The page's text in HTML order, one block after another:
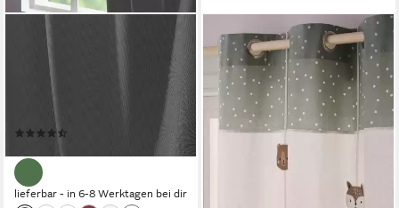
Vorhang Uni Collection (1 St),
100% Bio-Baumwolle, Vorhang
nach Wunschmaß
lieferbar - in 6-8 Werktagen bei dir
VERTBAUDET
Vorhang mit Oesen &
Girlande, GRUENER WALD,
Baumwolle, mit Oesen &
Girlande
47,99 €
lieferbar - in 4-5 Werktagen bei dir